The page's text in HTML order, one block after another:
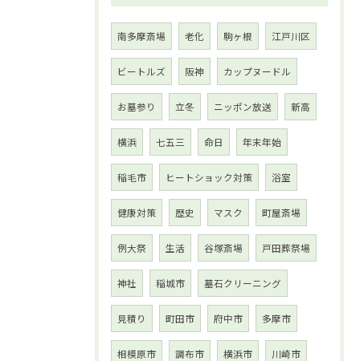
南多摩斎場 老化 駒ヶ根 江戸川区
ビートルズ 阪神 カップヌードル
お墓参り 立冬 ニッポン放送 新高
横浜 七五三 命日 年末年始
稲毛市 ヒートショック対策 浴室
健康対策 歴史 マスク 町屋斎場
例大祭 生活 谷塚斎場 戸田葬祭場
神社 稲城市 墓石クリーニング
見積り 町田市 府中市 多摩市
相模原市 調布市 横浜市 川崎市